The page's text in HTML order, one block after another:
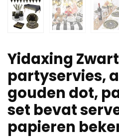
Yidaxing
partyservies,
gouden dot,
set bevat
papieren